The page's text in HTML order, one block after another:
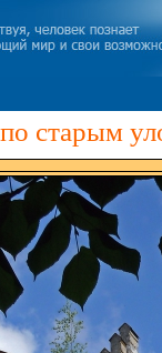
старым